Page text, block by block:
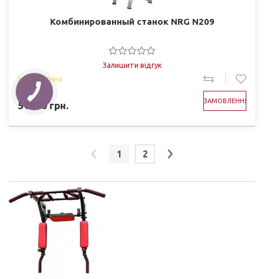
Комбинированный станок NRG N209
Залишити відгук
ЗАМОВЛЕННЯ
51870грн. ЗАМОВЛЕННЯ
1 2